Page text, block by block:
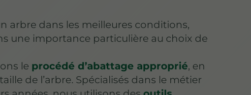
arbre dans les meilleures conditions,
une importance particulière au choix de
le procédé d’abattage approprié, en
de l’arbre. Spécialisés dans le métier